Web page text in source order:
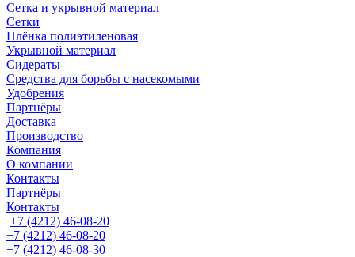
Сетка и укрывной материал
Сетки
Плёнка полиэтиленовая
Укрывной материал
Сидераты
Средства для борьбы с насекомыми
Удобрения
Партнёры
Доставка
Производство
Компания
О компании
Контакты
Партнёры
Контакты
+7 (4212) 46-08-20
+7 (4212) 46-08-20
+7 (4212) 46-08-30